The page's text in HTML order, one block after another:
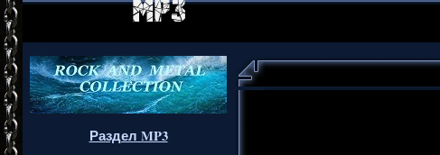
Раздел MP3